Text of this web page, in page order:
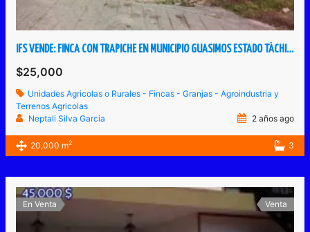
IFS VENDE: FINCA CON TRAPICHE EN MUNICIPIO GUASIMOS ESTADO TÁCHIRA VENEZUELA.
$25,000
Unidades Agricolas o Rurales - Fincas - Granjas - Agroindustria y
Terrenos Agricolas
Neptali Silva Garcia
2 años ago
20,000 m2 3
En Venta Venta